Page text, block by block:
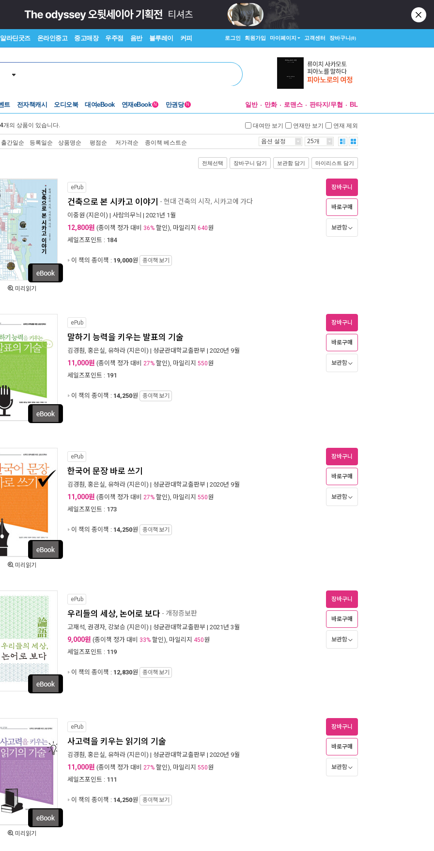
알라딘굿즈 온라인중고 중고매장 우주점 음반 블루레이 커피 로그인 회원가입 마이페이지 고객센터 장바구니(0)
트 전자책캐시 오디오북 대여eBook 연재eBook N 만권당 N 일반 만화 로맨스 판타지/무협 BL
개의 상품이 있습니다. 대여만 보기 연재만 보기 연재 제외
출간일순 등록일순 상품명순 평점순 저가격순 종이책 베스트순 옵션 설정 25개
전체선택 장바구니 담기 보관함 담기 마이리스트 담기
미리읽기
ePub
건축으로 본 시카고 이야기 - 현대 건축의 시작, 시카고에 가다
이중원 (지은이) | 사람의무늬 | 2021년 1월
12,800원 (종이책 정가 대비 36% 할인), 마일리지 640원
세일즈포인트 : 184
이 책의 종이책 : 19,000원 종이책 보기
장바구니
바로구매
보관함
ePub
말하기 능력을 키우는 발표의 기술
김경훤, 홍은실, 유하라 (지은이) | 성균관대학교출판부 | 2020년 9월
11,000원 (종이책 정가 대비 27% 할인), 마일리지 550원
세일즈포인트 : 191
이 책의 종이책 : 14,250원 종이책 보기
장바구니
바로구매
보관함
미리읽기
ePub
한국어 문장 바로 쓰기
김경훤, 홍은실, 유하라 (지은이) | 성균관대학교출판부 | 2020년 9월
11,000원 (종이책 정가 대비 27% 할인), 마일리지 550원
세일즈포인트 : 173
이 책의 종이책 : 14,250원 종이책 보기
장바구니
바로구매
보관함
ePub
우리들의 세상, 논어로 보다 - 개정증보판
고재석, 권경자, 강보승 (지은이) | 성균관대학교출판부 | 2021년 3월
9,000원 (종이책 정가 대비 33% 할인), 마일리지 450원
세일즈포인트 : 119
이 책의 종이책 : 12,830원 종이책 보기
장바구니
바로구매
보관함
미리읽기
ePub
사고력을 키우는 읽기의 기술
김경훤, 홍은실, 유하라 (지은이) | 성균관대학교출판부 | 2020년 9월
11,000원 (종이책 정가 대비 27% 할인), 마일리지 550원
세일즈포인트 : 111
이 책의 종이책 : 14,250원 종이책 보기
장바구니
바로구매
보관함